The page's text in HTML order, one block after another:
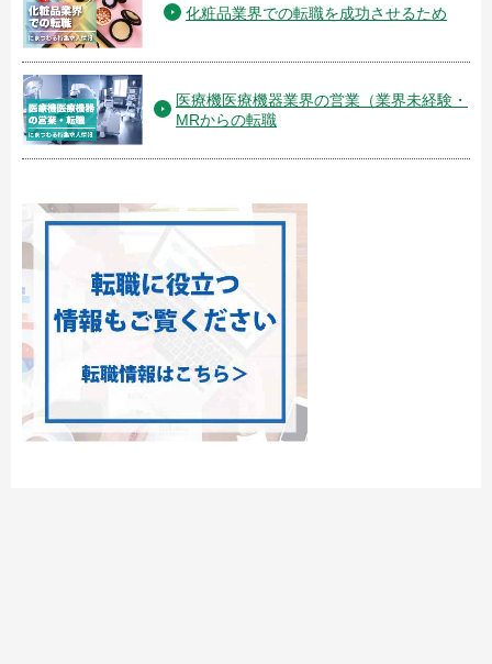
化粧品業界での転職を成功させるため
医療機医療機器業界の営業（業界未経験・
MRからの転職